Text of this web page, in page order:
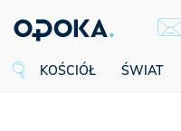
KOŚCIÓŁ ŚWIAT